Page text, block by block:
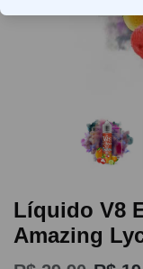
Líquido V8
Amazing